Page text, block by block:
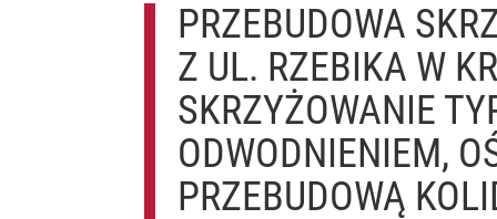
PRZEBUDOWA
Z UL. RZEBIKA W
SKRZYŻOWANIE
ODWODNIENIEM,
PRZEBUDOWĄ